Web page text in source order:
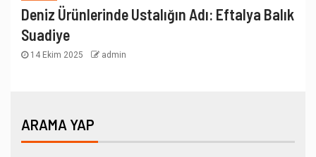
Deniz Ürünlerinde Ustalığın Adı: Eftalya Balık
Suadiye
14 Ekim 2025 admin
ARAMA YAP